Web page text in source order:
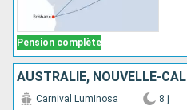
Pension complète
Carnival Luminosa 8 j